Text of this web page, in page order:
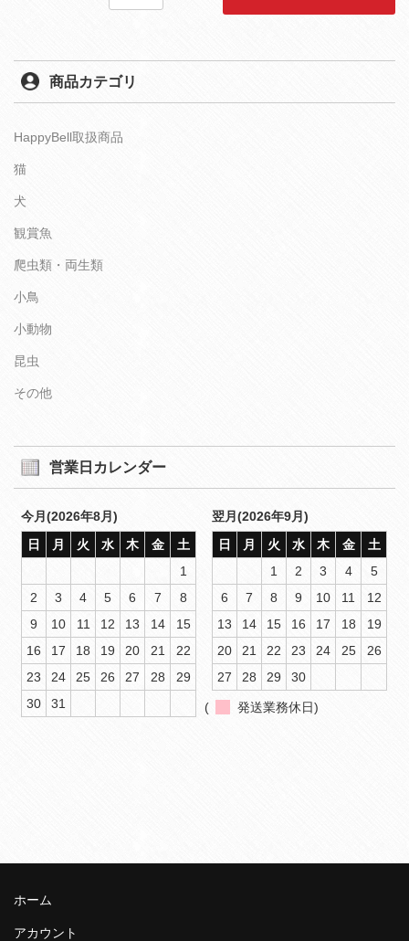
商品カテゴリ
HappyBell取扱商品
猫
犬
観賞魚
爬虫類・両生類
小鳥
小動物
昆虫
その他
営業日カレンダー
今月(2026年8月)
日
月 火 水 木 金
土
1
2
3 4 5 6 7
8
9
10 11 12 13 14
15
16
17 18 19 20 21
22
23
24 25 26 27 28
29
30
31
翌月(2026年9月)
日
月 火 水 木 金
土
1
2 3 4
5
6
7 8 9 10 11
12
13
14 15 16 17 18
19
20
21 22 23 24 25
26
27
28 29 30
( 発送業務休日)
ホーム
アカウント